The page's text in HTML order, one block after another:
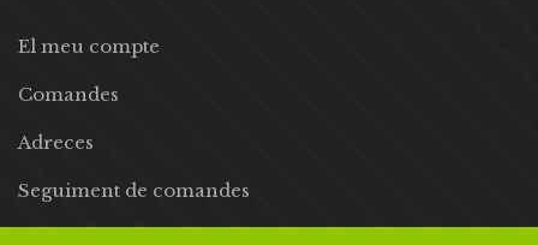
El meu compte
Comandes
Adreces
Seguiment de comandes